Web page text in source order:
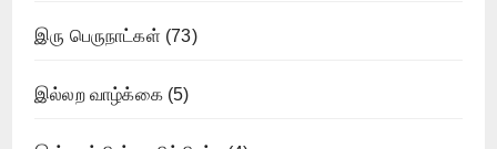
இரு பெருநாட்கள் (73)
இல்லற வாழ்க்கை(5)